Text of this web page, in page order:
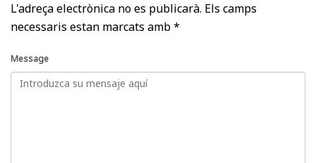
L'adreça electrònica no es publicarà. Els camps
necessaris estan marcats amb*
Message